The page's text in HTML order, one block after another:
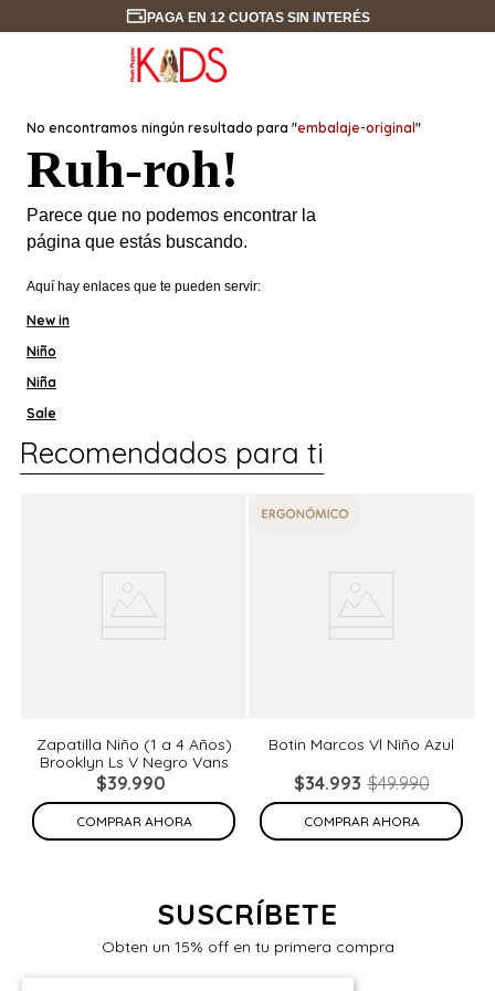
PAGA EN 12 CUOTAS SIN INTERÉS
No encontramos ningún resultado para "embalaje-original"
Ruh-roh!
Parece que no podemos encontrar la
página que estás buscando.
Aquí hay enlaces que te pueden servir:
New in
Niño
Niña
Sale
Recomendados para ti
Zapatilla Niño (1 a 4 Años)
Brooklyn Ls V Negro Vans
$39.990
COMPRAR AHORA
Botin Marcos Vl Niño Azul
$34.993 $49.990
COMPRAR AHORA
SUSCRÍBETE
Obten un 15% off en tu primera compra